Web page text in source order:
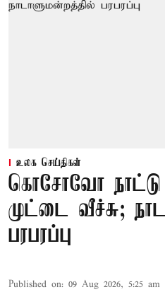
உலக செய்திகள்
கொசோவோ நாட்டு
முட்டை வீச்சு;
பரபரப்பு
Published on: 09 Aug 2026, 5:25 am